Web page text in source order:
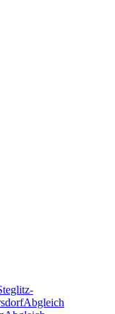
Abgleich